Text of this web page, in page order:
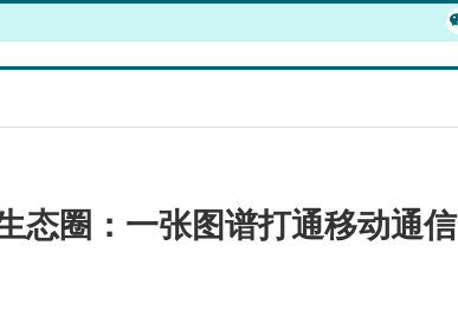
态圈：一张图谱打通移动通信